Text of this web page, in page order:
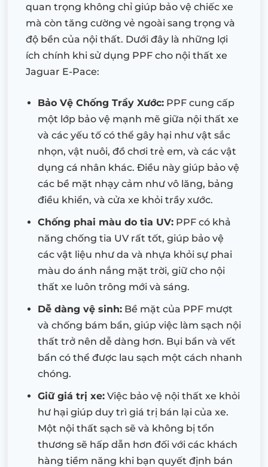
quan trọng không chỉ giúp bảo vệ chiếc xe
mà còn tăng cường vẻ ngoài sang trọng và
độ bền của nội thất. Dưới đây là những lợi
ích chính khi sử dụng PPF cho nội thất xe
Jaguar E-Pace:
Bảo Vệ Chống Trầy Xước: PPF cung cấp
một lớp bảo vệ mạnh mẽ giữa nội thất xe
và các yếu tố có thể gây hại như vật sắc
nhọn, vật nuôi, đồ chơi trẻ em, và các vật
dụng cá nhân khác. Điều này giúp bảo vệ
các bề mặt nhạy cảm như vô lăng, bảng
điều khiển, và cửa xe khỏi trầy xước.
Chống phai màu do tia UV: PPF có khả
năng chống tia UV rất tốt, giúp bảo vệ
các vật liệu như da và nhựa khỏi sự phai
màu do ánh nắng mặt trời, giữ cho nội
thất xe luôn trông mới và sáng.
Dễ dàng vệ sinh: Bề mặt của PPF mượt
và chống bám bẩn, giúp việc làm sạch nội
thất trở nên dễ dàng hơn. Bụi bẩn và vết
bẩn có thể được lau sạch một cách nhanh
chóng.
Giữ giá trị xe: Việc bảo vệ nội thất xe khỏi
hư hại giúp duy trì giá trị bán lại của xe.
Một nội thất sạch sẽ và không bị tổn
thương sẽ hấp dẫn hơn đối với các khách
hàng tiềm năng khi bạn quyết định bán